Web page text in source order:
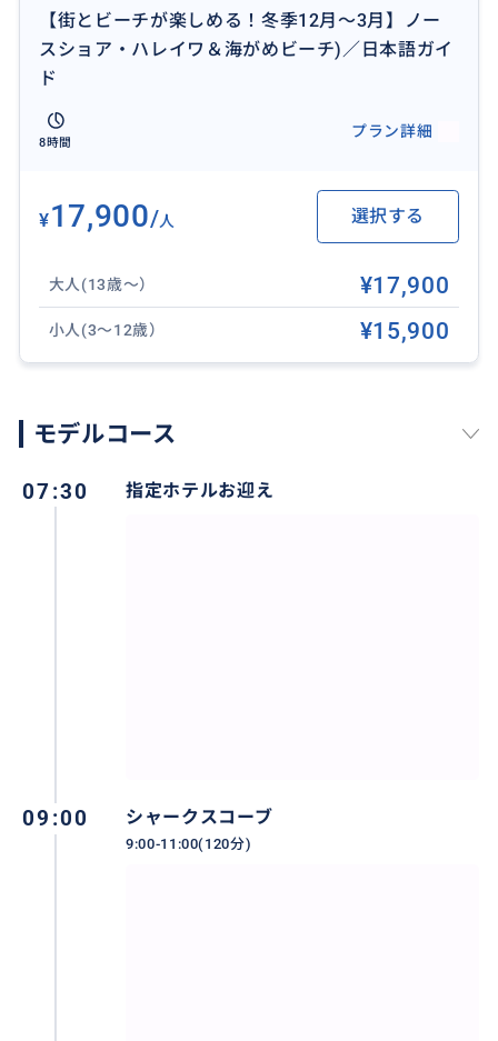
プリンスワイキキ
※海側出入口
③7:20
※ヒルトングランドアイランダー1階団体バス乗り場
※ロイヤルハワイアン通り側出入口前(トロリー乗り
⑤7:30
※コア通り出入口前(車寄せのない出入口)
⑥7:35
※パオアカラニ通り側出入口前
【街とビーチが楽しめる！冬季12月〜3月】ノー
スショア・ハレイワ＆海がめビーチ)／日本語ガイ
ド
8時間
プラン詳細
¥17,900/人 選択する
大人(13歳〜） ¥17,900
小人(3〜12歳） ¥15,900
モデルコース
07:30 指定ホテルお迎え
09:00 シャークスコーブ
9:00-11:00(120分)